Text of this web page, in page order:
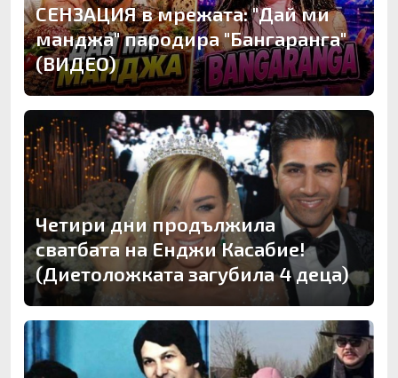
СЕНЗАЦИЯ в мрежата: "Дай ми
манджа" пародира "Бангаранга"
(ВИДЕО)
Четири дни продължила
сватбата на Енджи Касабие!
(Диетоложката загубила 4 деца)